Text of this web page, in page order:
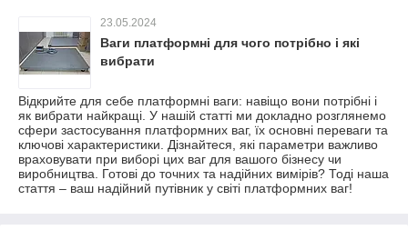
23.05.2024
Ваги платформні для чого потрібно і які
вибрати
Відкрийте для себе платформні ваги: ​​навіщо вони потрібні і
як вибрати найкращі. У нашій статті ми докладно розглянемо
сфери застосування платформних ваг, їх основні переваги та
ключові характеристики. Дізнайтеся, які параметри важливо
враховувати при виборі цих ваг для вашого бізнесу чи
виробництва. Готові до точних та надійних вимірів? Тоді наша
стаття – ваш надійний путівник у світі платформних ваг!